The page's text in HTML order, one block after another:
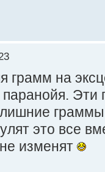
грамм на
это все
изменят